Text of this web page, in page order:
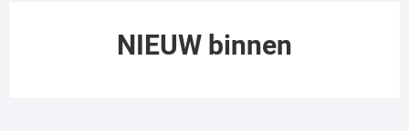
NIEUW binnen